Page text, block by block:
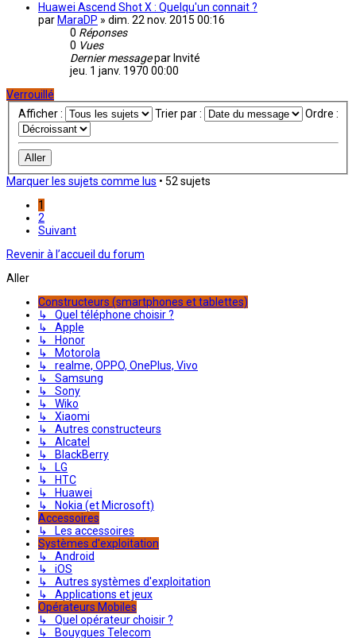
Huawei Ascend Shot X : Quelqu'un connait ?
par MaraDP » dim. 22 nov. 2015 00:16
0 Réponses
0 Vues
Dernier messagepar Invité
jeu. 1 janv. 1970 00:00
Verrouillé
Afficher :
Trier par : Ordre :
Marquer les sujets comme lus • 52 sujets
1
2
Suivant
Revenir à l’accueil du forum
Aller
Constructeurs (smartphones et tablettes)
↳ Quel téléphone choisir ?
↳ Apple
↳ Honor
↳ Motorola
↳ realme, OPPO, OnePlus, Vivo
↳ Samsung
↳ Sony
↳ Wiko
↳ Xiaomi
↳ Autres constructeurs
↳ Alcatel
↳ BlackBerry
↳ LG
↳ HTC
↳ Huawei
↳ Nokia (et Microsoft)
Accessoires
↳ Les accessoires
Systèmes d'exploitation
↳ Android
↳ iOS
↳ Autres systèmes d'exploitation
↳ Applications et jeux
Opérateurs Mobiles
↳ Quel opérateur choisir ?
↳ Bouygues Telecom